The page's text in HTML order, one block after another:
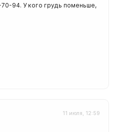
94. У кого грудь поменьше,
11 июля, 12:59